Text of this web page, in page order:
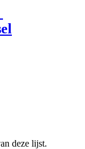
deze lijst.